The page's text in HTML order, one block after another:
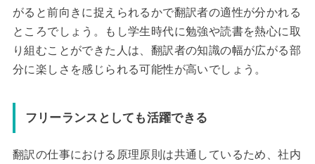
がると前向きに捉えられるかで翻訳者の適性が分かれる
ところでしょう。もし学生時代に勉強や読書を熱心に取
り組むことができた人は、翻訳者の知識の幅が広がる部
分に楽しさを感じられる可能性が高いでしょう。
フリーランスとしても活躍できる
翻訳の仕事における原理原則は共通しているため、社内